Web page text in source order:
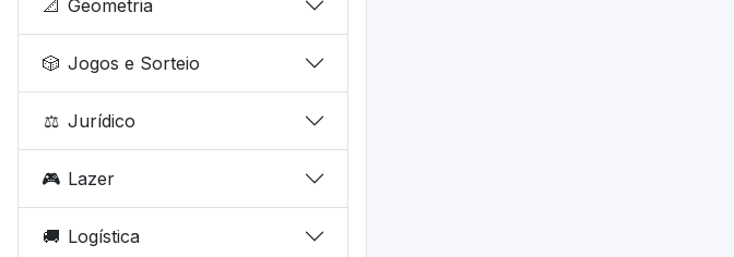
📐 Geometria
🎲 Jogos e Sorteio
⚖️ Jurídico
🎮 Lazer
🚚 Logística